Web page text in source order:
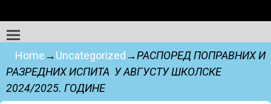
Home→Uncategorized →РАСПОРЕД ПОПРАВНИХ И
РАЗРЕДНИХ ИСПИТА У АВГУСТУ ШКОЛСКЕ
2024/2025. ГОДИНЕ